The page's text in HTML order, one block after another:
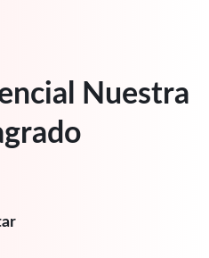
Nuestra